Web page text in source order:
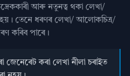
আৰু নতুনত্ব থকা লেখা/
তেনে ধৰণৰ লেখা/ আলোকচিত্ৰ/
কৰিব পাৰে।
জেনেৰেট কৰা লেখা নীলা চৰাইত